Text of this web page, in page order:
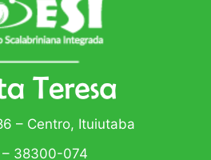
– Centro, Ituiutaba
– 38300-074